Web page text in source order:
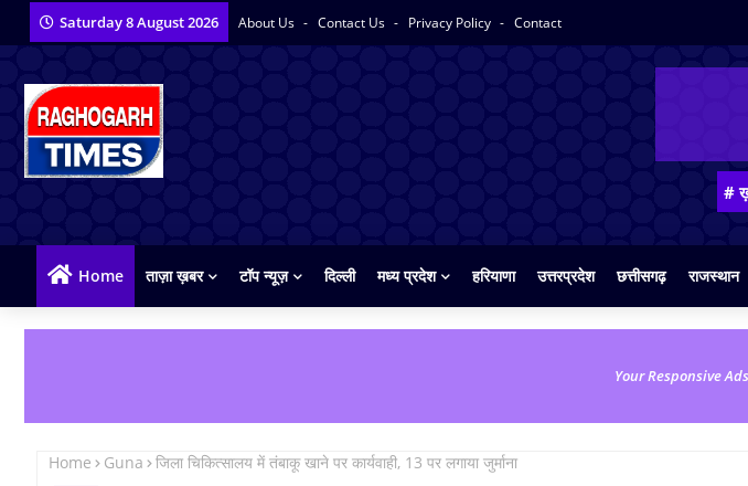
Saturday 8 August 2026 About Us Contact Us Privacy Policy Contact
#
Home ताज़ा ख़बर टॉप न्यूज़ दिल्ली मध्य प्रदेश हरियाणा उत्तरप्रदेश छत्तीसगढ़ राजस्थान
Your Responsive
Home Guna जिला चिकित्‍सालय में तंबाकू खाने पर कार्यवाही, 13 पर लगाया जुर्माना